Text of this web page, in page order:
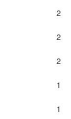
2
2
2
1
1